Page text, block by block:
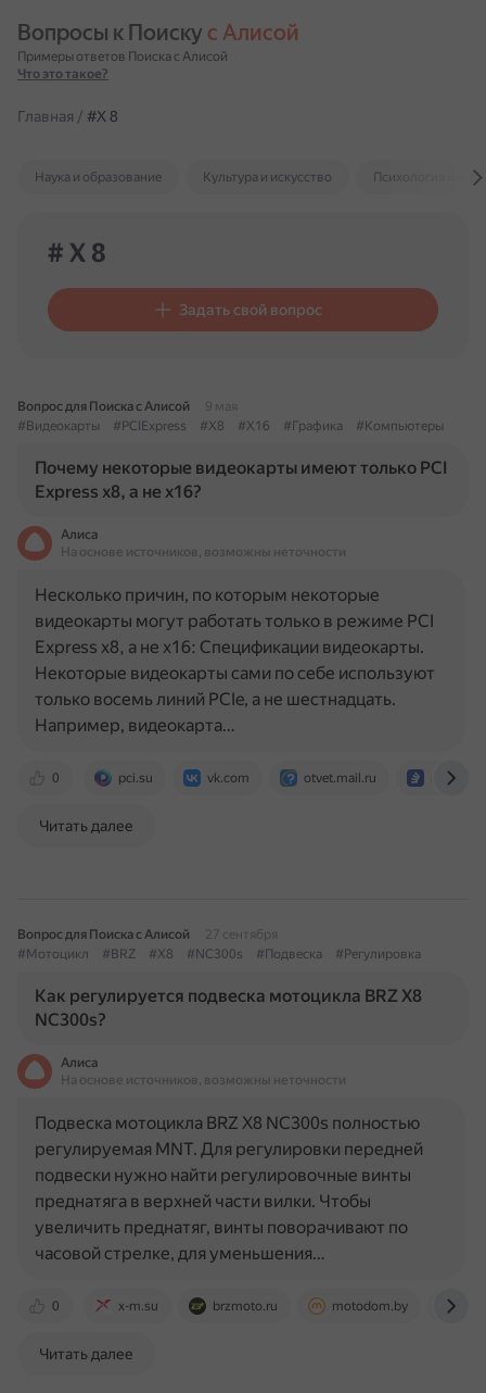
Вопросы к Поиску с Алисой
Примеры ответов Поиска с Алисой
Что это такое?
Главная / #X 8
Наука и образование Культура и искусство Психология и
# X 8
Задать свой вопрос
Вопрос для Поиска с Алисой
9 мая
#Видеокарты
#PCIExpress #X8 #X16 #Графика #Компьютеры
Почему некоторые видеокарты имеют только PCI
Express x8, а не x16?
Алиса
На основе источников, возможны неточности
0 pci.su vk.com otvet.mail.ru
Несколько причин, по которым некоторые
видеокарты могут работать только в режиме PCI
Express x8, а не x16: Спецификации видеокарты.
Некоторые видеокарты сами по себе используют
только восемь линий PCIe, а не шестнадцать.
Например, видеокарта…
Читать далее
Вопрос для Поиска с Алисой
27 сентября
#Мотоцикл
#BRZ #X8 #NC300s #Подвеска #Регулировка
Как регулируется подвеска мотоцикла BRZ X8
NC300s?
Алиса
На основе источников, возможны неточности
0 x-m.su brzmoto.ru motodom.by
Подвеска мотоцикла BRZ X8 NC300s полностью
регулируемая MNT. Для регулировки передней
подвески нужно найти регулировочные винты
преднатяга в верхней части вилки. Чтобы
увеличить преднатяг, винты поворачивают по
часовой стрелке, для уменьшения…
Читать далее